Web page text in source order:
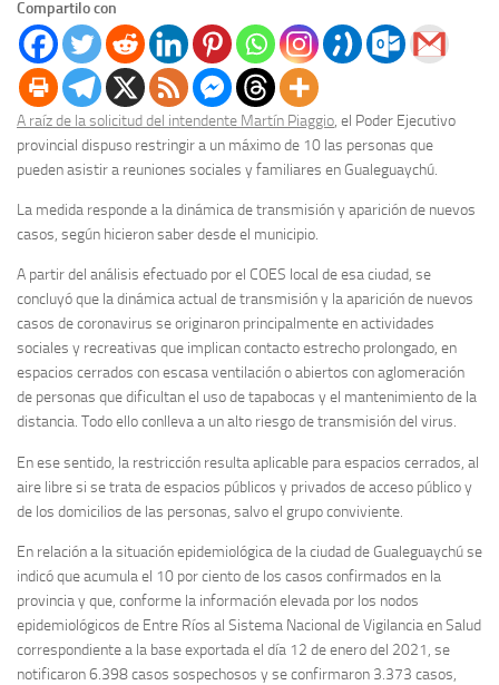
Compartilo con
A raíz de la solicitud del intendente Martín Piaggio, el Poder Ejecutivo
provincial dispuso restringir a un máximo de 10 las personas que
pueden asistir a reuniones sociales y familiares en Gualeguaychú.
La medida responde a la dinámica de transmisión y aparición de nuevos
casos, según hicieron saber desde el municipio.
A partir del análisis efectuado por el COES local de esa ciudad, se
concluyó que la dinámica actual de transmisión y la aparición de nuevos
casos de coronavirus se originaron principalmente en actividades
sociales y recreativas que implican contacto estrecho prolongado, en
espacios cerrados con escasa ventilación o abiertos con aglomeración
de personas que dificultan el uso de tapabocas y el mantenimiento de la
distancia. Todo ello conlleva a un alto riesgo de transmisión del virus.
En ese sentido, la restricción resulta aplicable para espacios cerrados, al
aire libre si se trata de espacios públicos y privados de acceso público y
de los domicilios de las personas, salvo el grupo conviviente.
En relación a la situación epidemiológica de la ciudad de Gualeguaychú se
indicó que acumula el 10 por ciento de los casos confirmados en la
provincia y que, conforme la información elevada por los nodos
epidemiológicos de Entre Ríos al Sistema Nacional de Vigilancia en Salud
correspondiente a la base exportada el día 12 de enero del 2021, se
notificaron 6.398 casos sospechosos y se confirmaron 3.373 casos,